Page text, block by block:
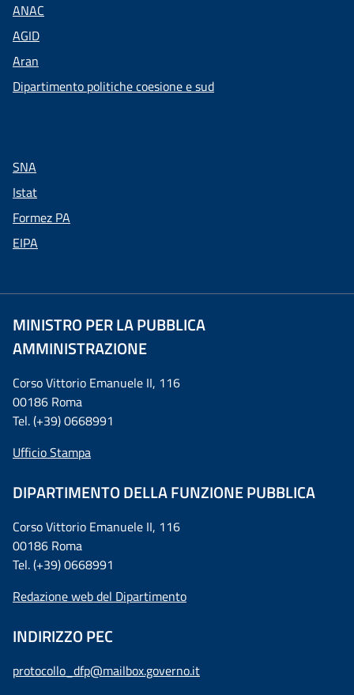
ANAC
AGID
Aran
Dipartimento politiche coesione e sud
SNA
Istat
Formez PA
EIPA
MINISTRO PER LA PUBBLICA
AMMINISTRAZIONE
Corso Vittorio Emanuele II, 116
00186 Roma
Tel. (+39) 0668991
Ufficio Stampa
DIPARTIMENTO DELLA FUNZIONE PUBBLICA
Corso Vittorio Emanuele II, 116
00186 Roma
Tel. (+39) 0668991
Redazione web del Dipartimento
INDIRIZZO PEC
protocollo_dfp@mailbox.governo.it